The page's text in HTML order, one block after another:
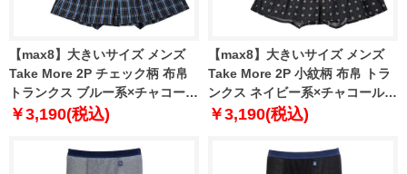
【max8】大きいサイズ メンズ
Take More 2P チェック柄 布帛
トランクス ブルー系×チャコール
系 1249-5220-1 3L 4L 5L 6L 7L
￥3,190(税込)
【max8】大きいサイズ メンズ
Take More 2P 小紋柄 布帛 トラ
ンクス ネイビー系×チャコール系
1249-5221-1 3L 4L 5L 6L 7L 8L
￥3,190(税込)